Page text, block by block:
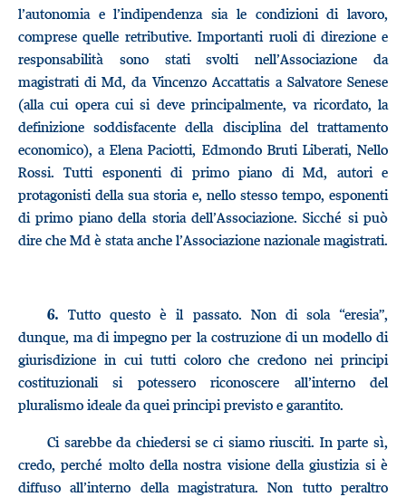
l’autonomia e l’indipendenza sia le condizioni di lavoro,
comprese quelle retributive. Importanti ruoli di direzione e
responsabilità sono stati svolti nell’Associazione da
magistrati di Md, da Vincenzo Accattatis a Salvatore Senese
(alla cui opera cui si deve principalmente, va ricordato, la
definizione soddisfacente della disciplina del trattamento
economico), a Elena Paciotti, Edmondo Bruti Liberati, Nello
Rossi. Tutti esponenti di primo piano di Md, autori e
protagonisti della sua storia e, nello stesso tempo, esponenti
di primo piano della storia dell’Associazione. Sicché si può
dire che Md è stata anche l’Associazione nazionale magistrati.
6. Tutto questo è il passato. Non di sola “eresia”,
dunque, ma di impegno per la costruzione di un modello di
giurisdizione in cui tutti coloro che credono nei principi
costituzionali si potessero riconoscere all’interno del
pluralismo ideale da quei principi previsto e garantito.
Ci sarebbe da chiedersi se ci siamo riusciti. In parte sì,
credo, perché molto della nostra visione della giustizia si è
diffuso all’interno della magistratura. Non tutto peraltro